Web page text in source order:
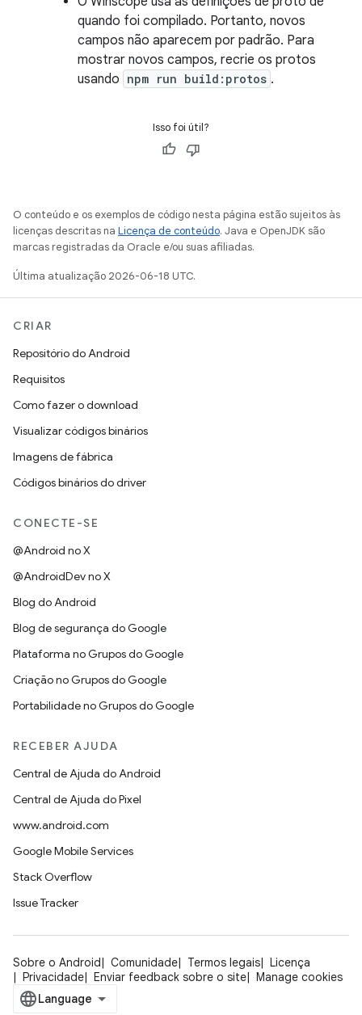
quando foi compilado. Portanto, novos
campos não aparecem por padrão. Para
mostrar novos campos, recrie os protos
usando npm run build:protos .
Isso foi útil?
O conteúdo e os exemplos de código nesta página estão sujeitos às
licenças descritas na Licença de conteúdo. Java e OpenJDK são
marcas registradas da Oracle e/ou suas afiliadas.
Última atualização 2026-06-18 UTC.
CRIAR
Repositório do Android
Requisitos
Como fazer o download
Visualizar códigos binários
Imagens de fábrica
Códigos binários do driver
CONECTE-SE
@Android no X
@AndroidDev no X
Blog do Android
Blog de segurança do Google
Plataforma no Grupos do Google
Criação no Grupos do Google
Portabilidade no Grupos do Google
RECEBER AJUDA
Central de Ajuda do Android
Central de Ajuda do Pixel
www.android.com
Google Mobile Services
Stack Overflow
Issue Tracker
Sobre o Android Comunidade Termos legais
Licença
Privacidade
Enviar feedback sobre o site Manage cookies